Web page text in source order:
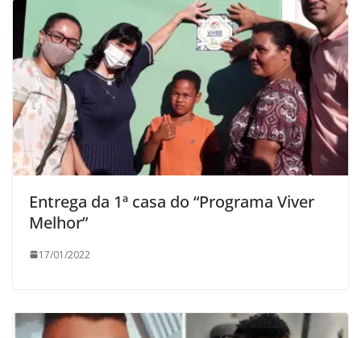
Entrega da 1ª casa do “Programa Viver
Melhor”
17/01/2022